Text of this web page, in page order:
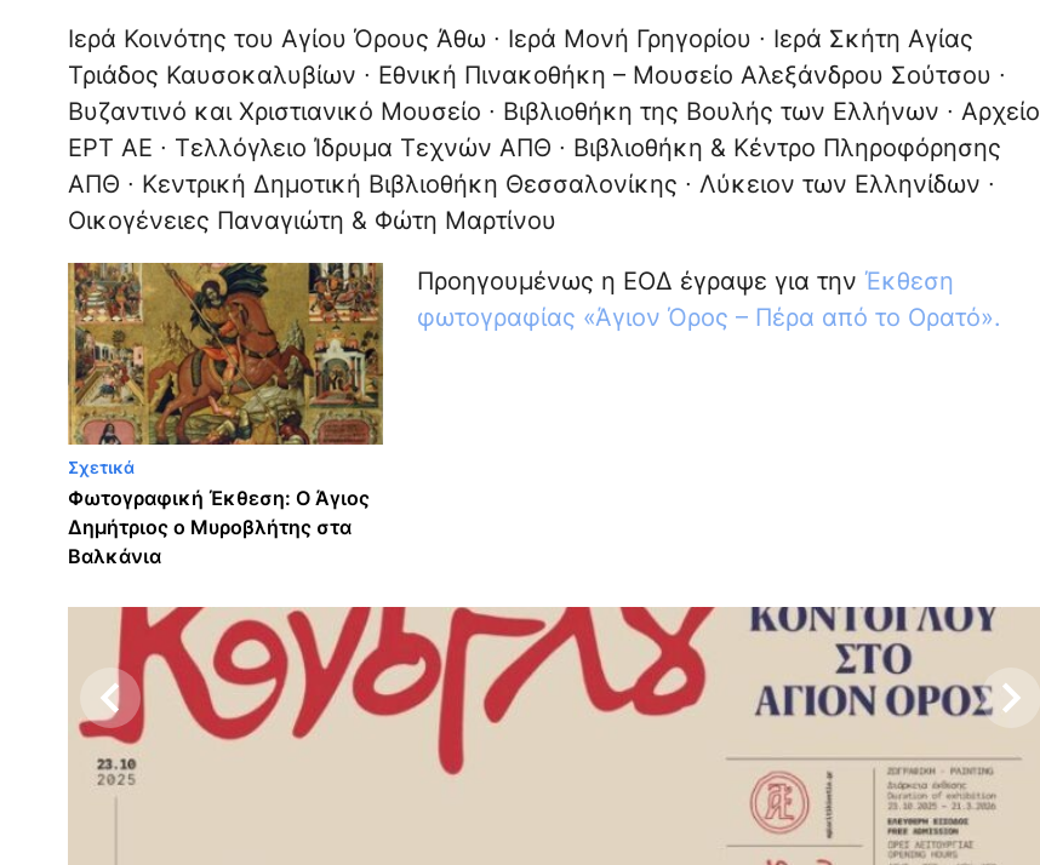
Ιερά Κοινότης του Αγίου Όρους Άθω ∙ Ιερά Μονή Γρηγορίου ∙ Ιερά Σκήτη Αγίας
Τριάδος Καυσοκαλυβίων ∙ Εθνική Πινακοθήκη – Μουσείο Αλεξάνδρου Σούτσου ∙
Βυζαντινό και Χριστιανικό Μουσείο ∙ Βιβλιοθήκη της Βουλής των Ελλήνων ∙ Αρχείο
ΕΡΤ ΑΕ ∙ Τελλόγλειο Ίδρυμα Τεχνών ΑΠΘ ∙ Βιβλιοθήκη & Κέντρο Πληροφόρησης
ΑΠΘ ∙ Κεντρική Δημοτική Βιβλιοθήκη Θεσσαλονίκης ∙ Λύκειον των Ελληνίδων ∙
Οικογένειες Παναγιώτη & Φώτη Μαρτίνου
Σχετικά
Φωτογραφική Έκθεση: Ο Άγιος
Δημήτριος ο Μυροβλήτης στα
Βαλκάνια
Προηγουμένως η ΕΟΔ έγραψε για την Έκθεση
φωτογραφίας «Άγιον Όρος – Πέρα από το Ορατό».